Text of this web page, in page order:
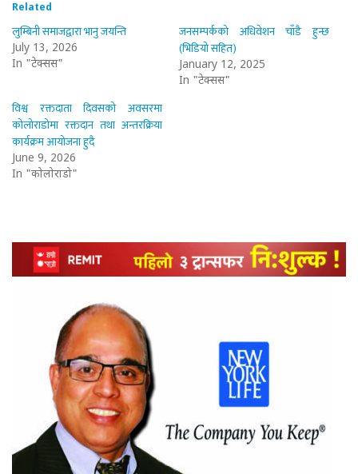
Related
लुम्बिनी समाजद्वारा भानु जयन्ति
July 13, 2026
In "टेक्सस"
जनसम्पर्कको अधिवेशन चाँडै हुन्छ
(भिडियो सहित)
January 12, 2025
In "टेक्सस"
विश्व रक्तदाता दिवसको अवसरमा
कोलोराडोमा रक्तदान तथा अन्तरक्रिया
कार्यक्रम आयोजना हुदै
June 9, 2026
In "कोलोराडो"